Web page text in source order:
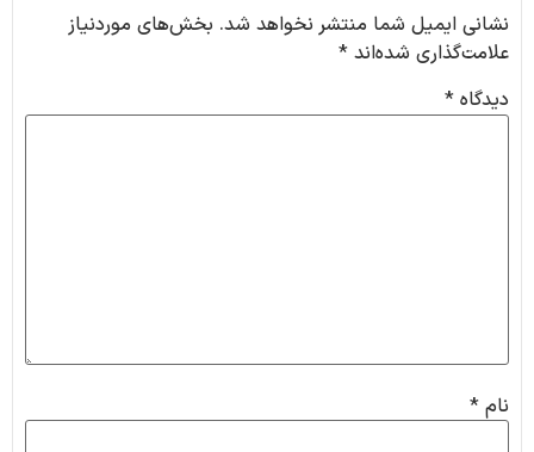
نشانی ایمیل شما منتشر نخواهد شد. بخش‌های موردنیاز
علامت‌گذاری شده‌اند *
دیدگاه *
نام *